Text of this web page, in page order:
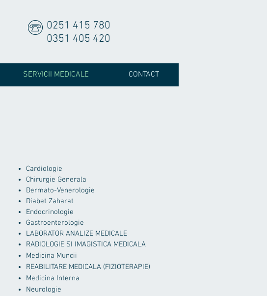
0251 415 780
0351 405 420
SERVICII MEDICALE CONTACT
Cardiologie
Chirurgie Generala
Dermato-Venerologie
Diabet Zaharat
Endocrinologie
Gastroenterologie
LABORATOR ANALIZE MEDICALE
RADIOLOGIE SI IMAGISTICA MEDICALA
Medicina Muncii
REABILITARE MEDICALA (FIZIOTERAPIE)
Medicina Interna
Neurologie